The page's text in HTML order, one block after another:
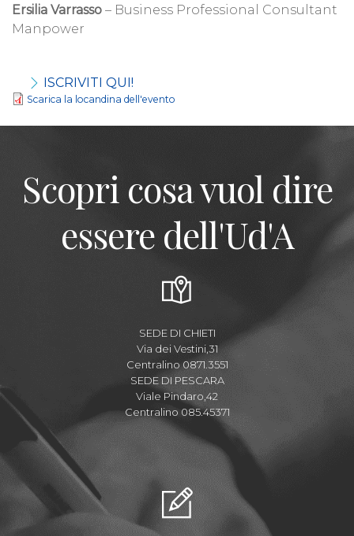
Ersilia Varrasso – Business Professional Consultant
Manpower
ISCRIVITI QUI!
Scarica la locandina dell'evento
Scopri cosa vuol dire
essere dell'Ud'A
SEDE DI CHIETI
Via dei Vestini,31
Centralino 0871.3551
SEDE DI PESCARA
Viale Pindaro,42
Centralino 085.45371